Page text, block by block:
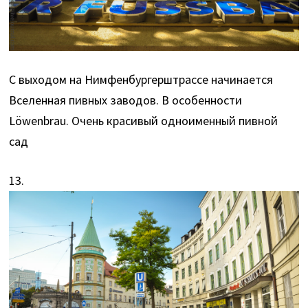
С выходом на Нимфенбургерштрассе начинается
Вселенная пивных заводов. В особенности
Löwenbrau. Очень красивый одноименный пивной
сад
13.